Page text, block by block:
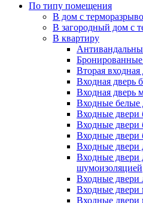
По типу помещения
В дом с
В загородный дом с
В квартиру
Вторая
Входная дверь
Входная дверь
Входные белые
Входные двери
Входные двери
Входные двери
Входные двери
Входные двери
шумоизоляцией
Входные двери
Входные двери
Входные двери